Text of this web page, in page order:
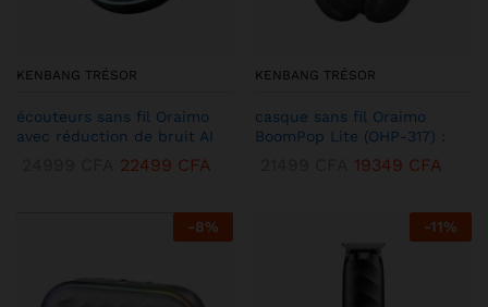
KENBANG TRÉSOR
écouteurs sans fil Oraimo
avec réduction de bruit AI
22499 CFA
KENBANG TRÉSOR
casque sans fil Oraimo
BoomPop Lite (OHP-317) :
19349 CFA
-8% -11%